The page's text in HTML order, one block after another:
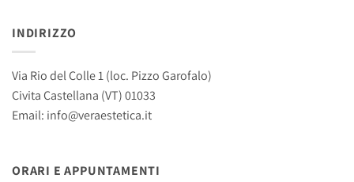
INDIRIZZO
Via Rio del Colle 1 (loc. Pizzo Garofalo)
Civita Castellana (VT) 01033
Email: info@veraestetica.it
ORARI E APPUNTAMENTI